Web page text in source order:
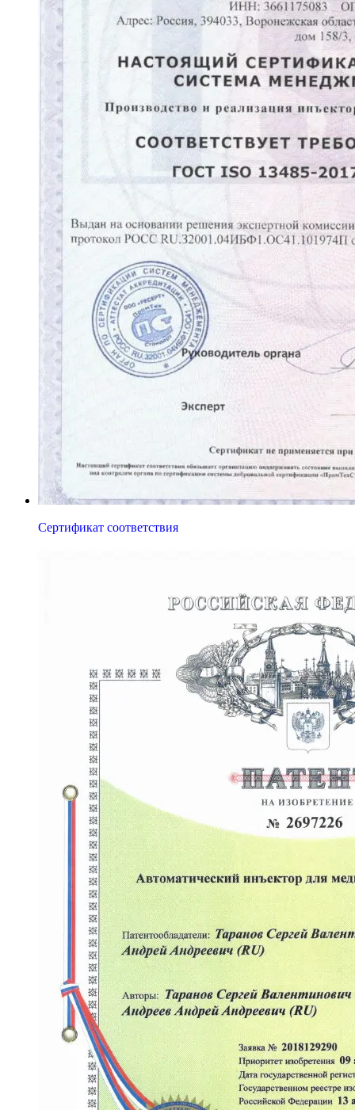
Сертификат соответствия